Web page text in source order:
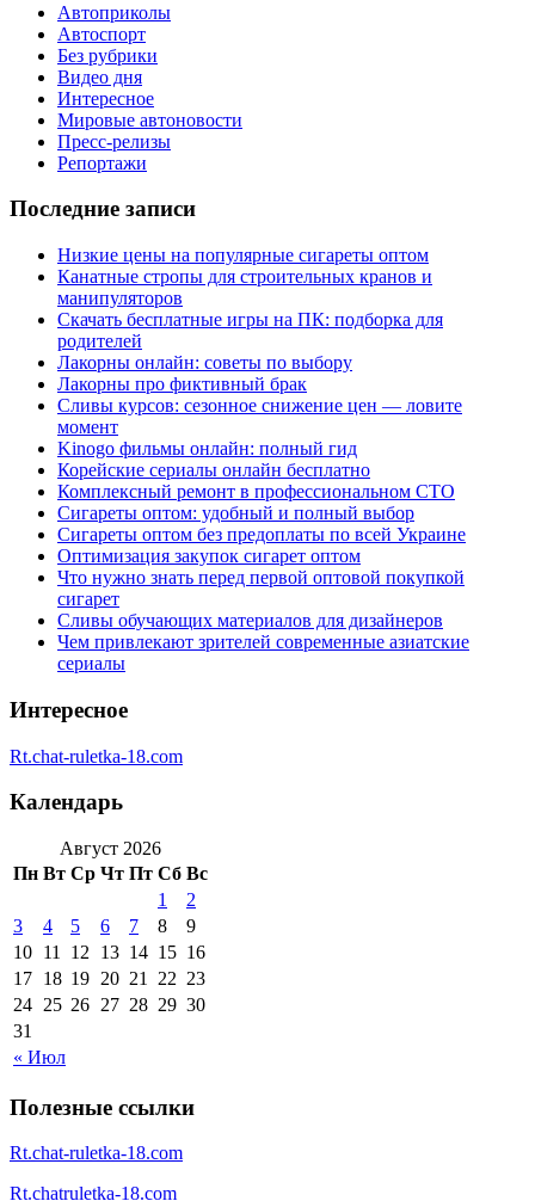
Автоприколы
Автоспорт
Без рубрики
Видео дня
Интересное
Мировые автоновости
Пресс-релизы
Репортажи
Последние записи
Низкие цены на популярные сигареты оптом
Канатные стропы для строительных кранов и
манипуляторов
Скачать бесплатные игры на ПК: подборка для
родителей
Лакорны онлайн: советы по выбору
Лакорны про фиктивный брак
Сливы курсов: сезонное снижение цен — ловите
момент
Kinogo фильмы онлайн: полный гид
Корейские сериалы онлайн бесплатно
Комплексный ремонт в профессиональном СТО
Сигареты оптом: удобный и полный выбор
Сигареты оптом без предоплаты по всей Украине
Оптимизация закупок сигарет оптом
Что нужно знать перед первой оптовой покупкой
сигарет
Сливы обучающих материалов для дизайнеров
Чем привлекают зрителей современные азиатские
сериалы
Интересное
Rt.chat-ruletka-18.com
Календарь
Август 2026
Пн Вт Ср Чт Пт Сб Вс
« Июл
1
2
3
4 5 6 7 8
9
10 11 12 13 14 15 16
17 18 19 20 21 22 23
24 25 26 27 28 29 30
31
Полезные ссылки
Rt.chat-ruletka-18.com
Rt.chatruletka-18.com